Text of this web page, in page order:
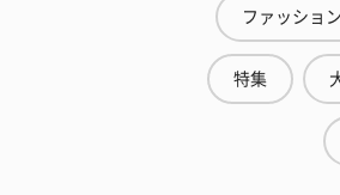
ファッショ
特集